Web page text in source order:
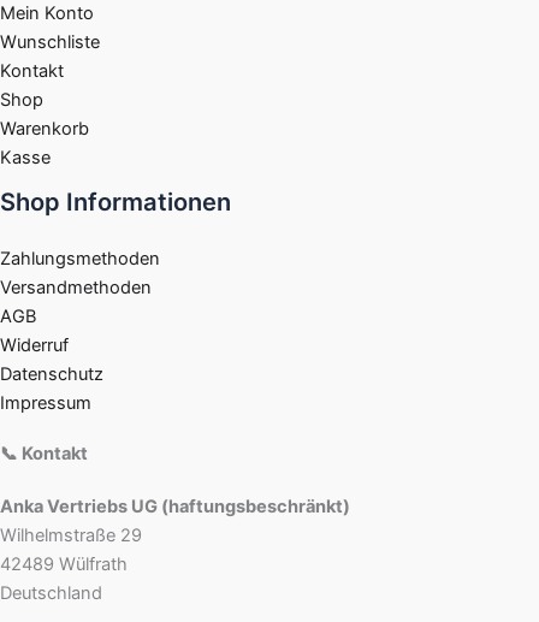
Mein Konto
Wunschliste
Kontakt
Shop
Warenkorb
Kasse
Shop Informationen
Zahlungsmethoden
Versandmethoden
AGB
Widerruf
Datenschutz
Impressum
📞 Kontakt
Anka Vertriebs UG (haftungsbeschränkt)
Wilhelmstraße 29
42489 Wülfrath
Deutschland